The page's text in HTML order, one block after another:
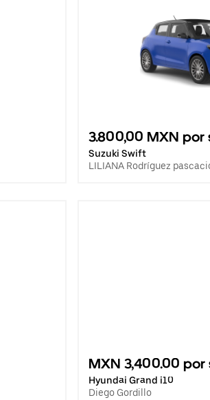
3.800,00 MXN por
Suzuki Swift
LILIANA Rodríguez
MXN 3,400.00 por
Hyundai Grand i10
Diego Gordillo